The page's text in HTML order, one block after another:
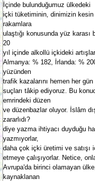
İçinde bulunduğumuz ülkedeki
içki tüketiminin, dinimizin kesin
rakamlara
ulaştığı konusunda yüz
20
yıl içinde alkollü içkideki
Almanya: % 182, İrlanda: %
yüzünden
trafik kazalarını hemen her
suçları tâkip ediyoruz. Bu
emrindeki düzen
ve düzenbazlar oluyor. İslâm
zararlıdı?
diye yazma ihtiyacı duyduğu
yazmıyorlar,
daha çok içki üretimi ve satışı
etmeye çalışıyorlar. Netice,
Avrupa'da birinci olamayan
kaynaklanan